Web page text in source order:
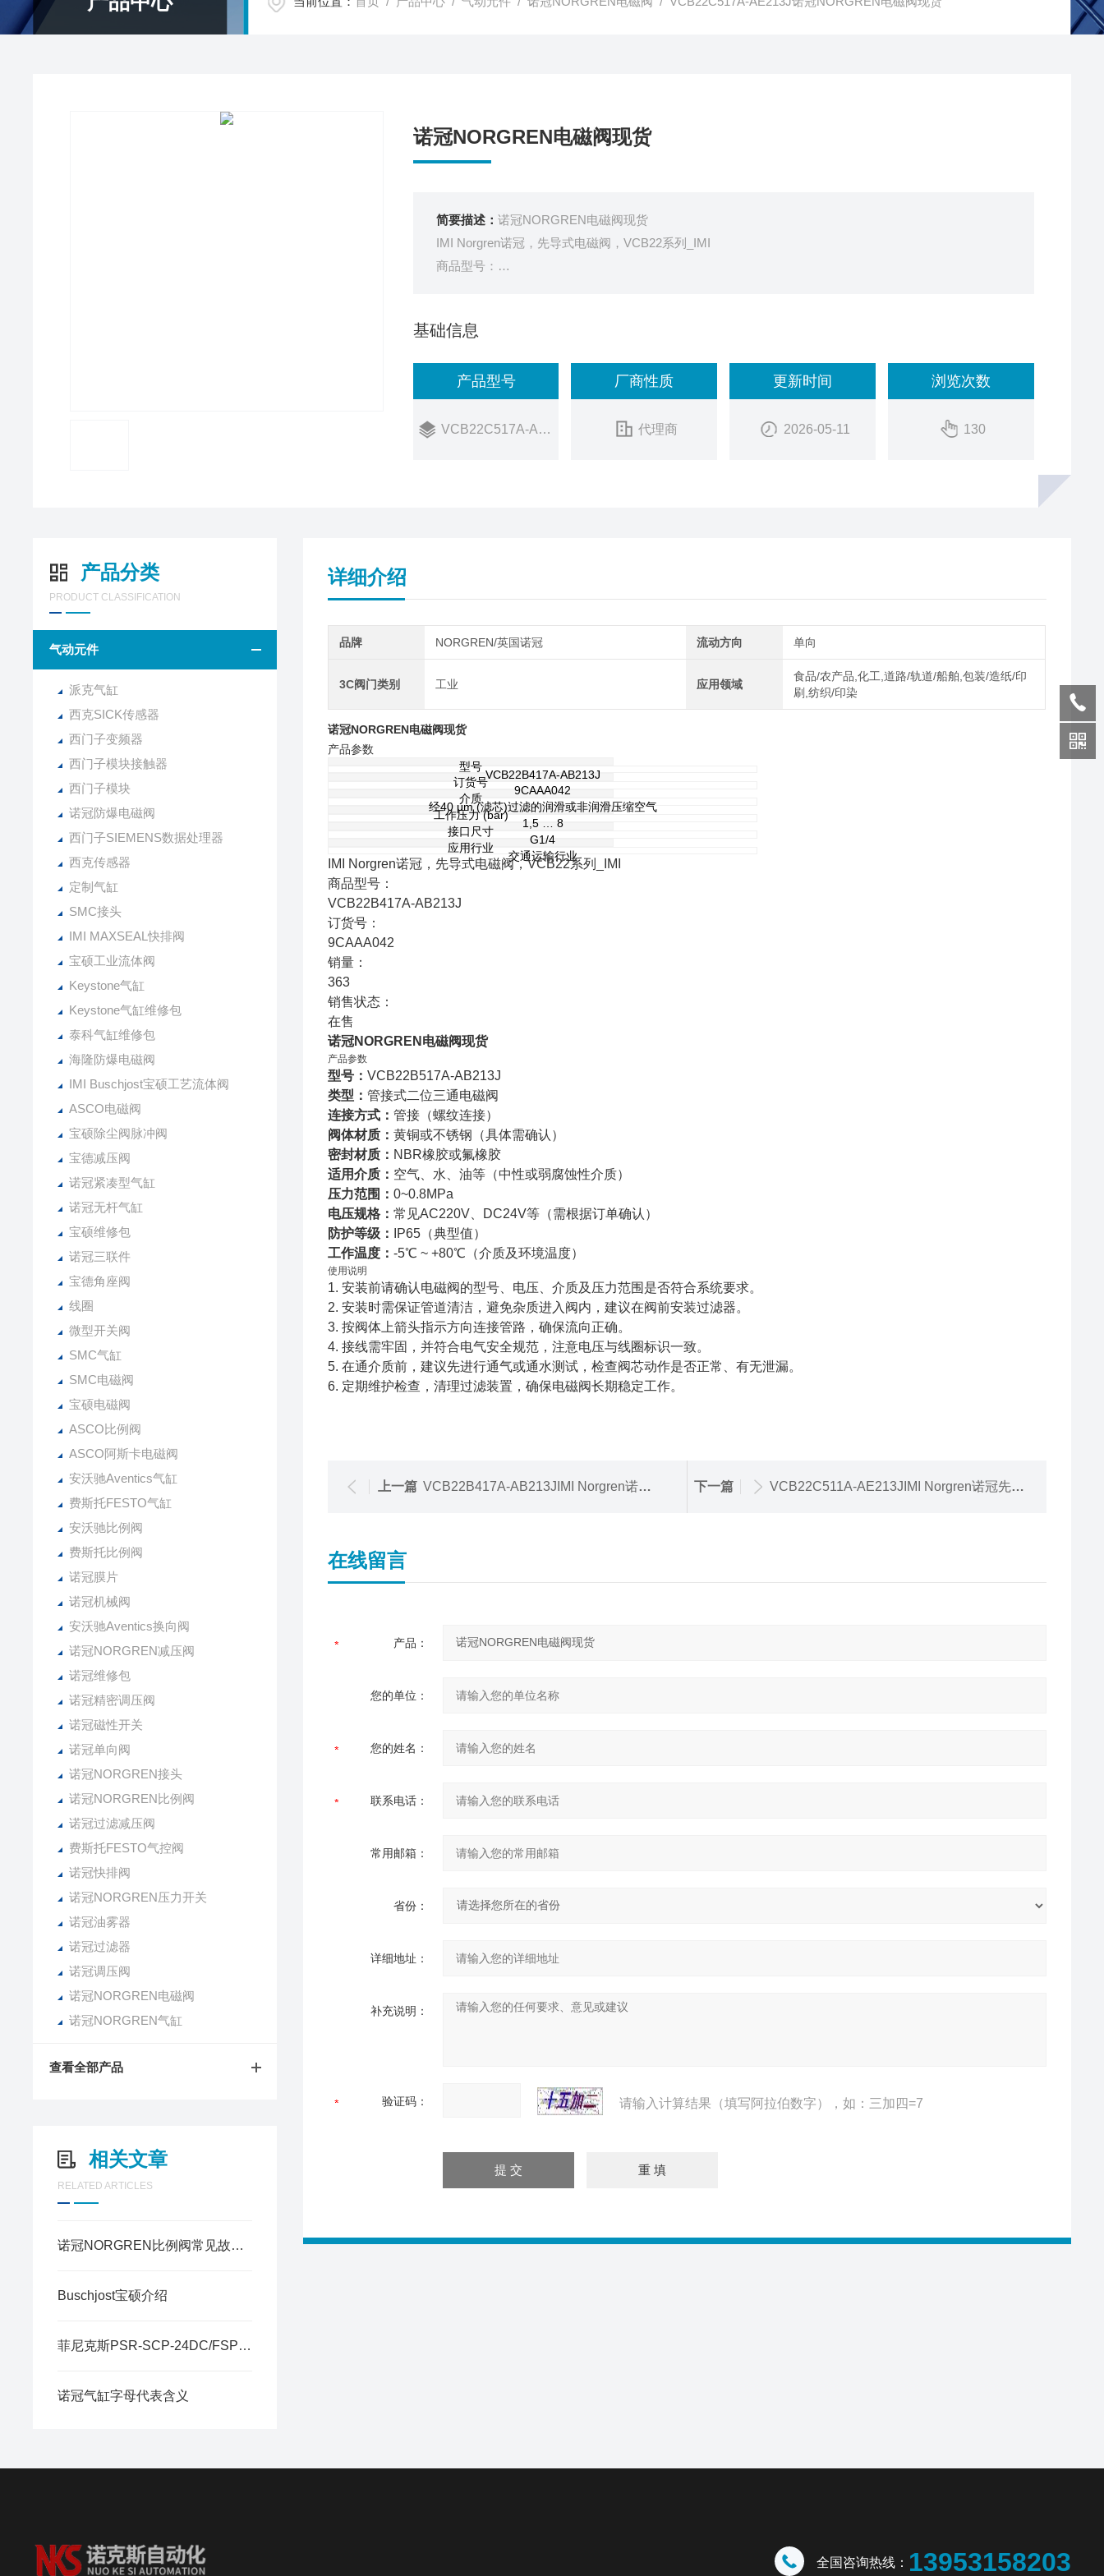
诺冠NORGREN电磁阀现货
简要描述： 诺冠NORGREN电磁阀现货
IMI Norgren诺冠，先导式电磁阀，VCB22系列_IMI
商品型号：
9CAAA042
销售状态：
在售
基础信息
产品型号
VCB22C517A-AE213J
厂商性质
代理商
更新时间
2026-05-11
浏览次数
130
产品分类
PRODUCT CLASSIFICATION
气动元件
派克气缸
西克SICK传感器
西门子变频器
西门子模块接触器
西门子模块
诺冠防爆电磁阀
西门子SIEMENS数据处理器
西克传感器
定制气缸
SMC接头
IMI MAXSEAL快排阀
宝硕工业流体阀
Keystone气缸
Keystone气缸维修包
泰科气缸维修包
海隆防爆电磁阀
IMI Buschjost宝硕工艺流体阀
ASCO电磁阀
宝硕除尘阀脉冲阀
宝德减压阀
诺冠紧凑型气缸
诺冠无杆气缸
宝硕维修包
诺冠三联件
宝德角座阀
线圈
微型开关阀
SMC气缸
SMC电磁阀
宝硕电磁阀
ASCO比例阀
ASCO阿斯卡电磁阀
安沃驰Aventics气缸
费斯托FESTO气缸
安沃驰比例阀
费斯托比例阀
诺冠膜片
诺冠机械阀
安沃驰Aventics换向阀
诺冠NORGREN减压阀
诺冠维修包
诺冠精密调压阀
诺冠磁性开关
诺冠单向阀
诺冠NORGREN接头
诺冠NORGREN比例阀
诺冠过滤减压阀
费斯托FESTO气控阀
诺冠快排阀
诺冠NORGREN压力开关
诺冠油雾器
诺冠过滤器
诺冠调压阀
诺冠NORGREN电磁阀
诺冠NORGREN气缸
查看全部产品
相关文章
RELATED ARTICLES
诺冠NORGREN比例阀常见故障排查与调试方法
Buschjost宝硕介绍
菲尼克斯PSR-SCP-24DC/FSP/2X1/1X2介绍
诺冠气缸字母代表含义
详细介绍
品牌 NORGREN/英国诺冠 流动方向 单向
3C阀门类别 工业 应用领域
食品/农产品,化工,道路/轨道/船舶,包装/造纸/印
刷,纺织/印染
诺冠NORGREN电磁阀现货
产品参数
型号
VCB22B417A-AB213J
订货号
9CAAA042
介质
经40 μm (滤芯)过滤的润滑或非润滑压缩空气
工作压力 (bar)
1,5 … 8
接口尺寸
G1/4
应用行业
交通运输行业
IMI Norgren诺冠，先导式电磁阀，VCB22系列_IMI
商品型号：
VCB22B417A-AB213J
订货号：
9CAAA042
销量：
363
销售状态：
在售
诺冠NORGREN电磁阀现货
产品参数
型号： VCB22B517A-AB213J
类型： 管接式二位三通电磁阀
连接方式： 管接（螺纹连接）
阀体材质： 黄铜或不锈钢（具体需确认）
密封材质： NBR橡胶或氟橡胶
适用介质： 空气、水、油等（中性或弱腐蚀性介质）
压力范围： 0~0.8MPa
电压规格： 常见AC220V、DC24V等（需根据订单确认）
防护等级：
IP65（典型值）
工作温度： -5℃ ~ +80℃（介质及环境温度）
使用说明
1. 安装前请确认电磁阀的型号、电压、介质及压力范围是否符合系统要求。
2. 安装时需保证管道清洁，避免杂质进入阀内，建议在阀前安装过滤器。
3. 按阀体上箭头指示方向连接管路，确保流向正确。
4. 接线需牢固，并符合电气安全规范，注意电压与线圈标识一致。
5. 在通介质前，建议先进行通气或通水测试，检查阀芯动作是否正常、有无泄漏。
6. 定期维护检查，清理过滤装置，确保电磁阀长期稳定工作。
上一篇 VCB22B417A-AB213JIMI Norgren诺冠先导式电磁阀 下一篇 VCB22C511A-AE213JIMI Norgren诺冠先导式电磁阀
在线留言
产品：
您的单位：
您的姓名：
联系电话：
常用邮箱：
省份：
详细地址：
补充说明：
验证码： 请输入计算结果（填写阿拉伯数字），如：三加四=7
全国咨询热线： 13953158203